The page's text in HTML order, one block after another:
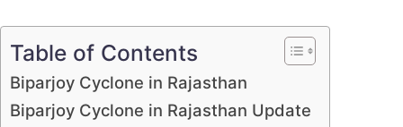
Table of Contents
Biparjoy Cyclone in Rajasthan
Biparjoy Cyclone in Rajasthan Update